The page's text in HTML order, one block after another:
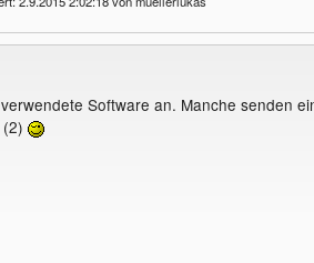
Software an. Manche senden